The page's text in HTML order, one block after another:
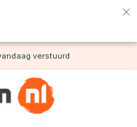
×
verstuurd